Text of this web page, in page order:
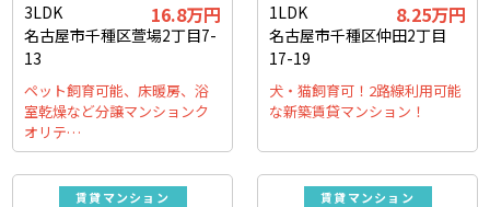
3LDK 16.8万円
名古屋市千種区萱場2丁目7-
13
ペット飼育可能、床暖房、浴
室乾燥など分譲マンションク
オリテ…
1LDK 8.25万円
名古屋市千種区仲田2丁目
17-19
犬・猫飼育可！2路線利用可能
な新築賃貸マンション！
賃貸マンション 賃貸マンション